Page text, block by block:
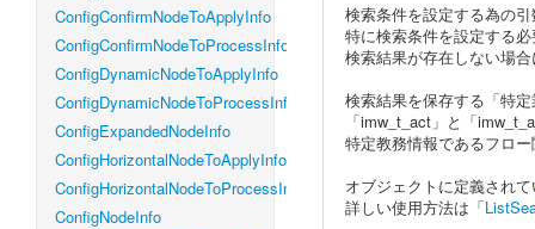
ConfigConfirmNodeToApplyInfo
ConfigConfirmNodeToProcessInfo
ConfigDynamicNodeToApplyInfo
ConfigDynamicNodeToProcessInfo
ConfigExpandedNodeInfo
ConfigHorizontalNodeToApplyInfo
ConfigHorizontalNodeToProcessInfo
ConfigNodeInfo
検索条件を設定する為の
特に検索条件を設定する
検索結果が存在しない場
検索結果を保存する「特
「imw_t_act」と「
特定教務情報であるフロ
オブジェクトに定義され
詳しい使用方法は「